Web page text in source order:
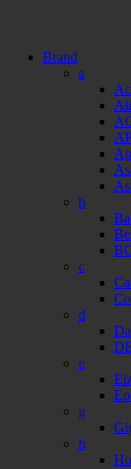
Brand
a
b
c
d
e
g
h